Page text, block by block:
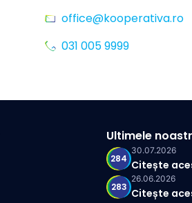
office@kooperativa.ro
031 005 9999
Ultimele
284
30.07.2026
Citește
283
26.06.2026
Citește